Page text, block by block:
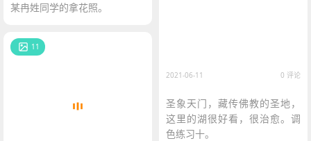
某冉姓同学的拿花照。
2021-06-11 0 评论
圣象天门，藏传佛教的圣地，
这里的湖很好看，很治愈。调
色练习十。
11